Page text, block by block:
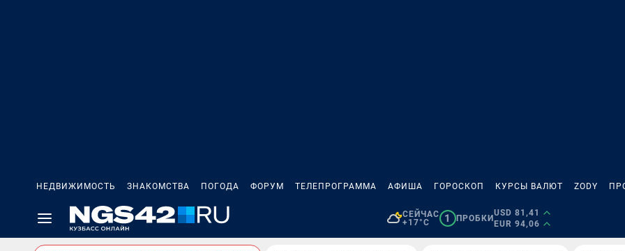
НЕДВИЖИМОСТЬ ЗНАКОМСТВА ПОГОДА ФОРУМ ТЕЛЕПРОГРАММА АФИША ГОРОСКОП КУРСЫ ВАЛЮТ ZODY
СЕЙЧАС
+17°C
1 ПРОБКИ
USD 81,41
EUR 94,06